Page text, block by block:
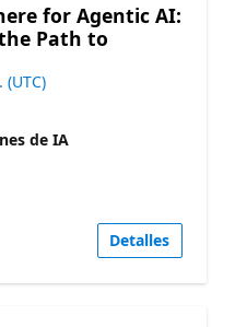
for Agentic AI:
Path to
de IA
Detalles